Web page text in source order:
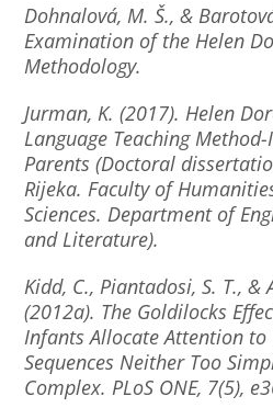
Dohnalová, M. Š., &
Examination of the Helen
Methodology.
Jurman, K. (2017). Helen
Language Teaching
Parents (Doctoral
Rijeka. Faculty of
Sciences. Department of
and Literature).
Kidd, C., Piantadosi, S. T., &
(2012a). The Goldilocks
Infants Allocate Attention to
Sequences Neither Too
Complex. PLoS ONE, 7(5),